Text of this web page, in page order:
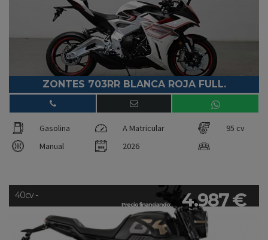
ZONTES 703RR BLANCA ROJA FULL.
Gasolina A Matricular
95 cv
Manual
2026
Precio financiando: 4.987 €
40cv -